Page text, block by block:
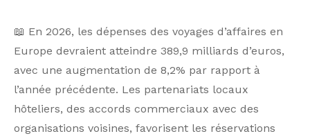
📖 En 2026, les dépenses des voyages d’affaires en
Europe devraient atteindre 389,9 milliards d’euros,
avec une augmentation de 8,2% par rapport à
l’année précédente. Les partenariats locaux
hôteliers, des accords commerciaux avec des
organisations voisines, favorisent les réservations